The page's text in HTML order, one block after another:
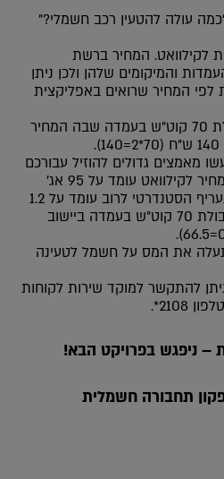
עולה להטעין רכב חשמלי?”
לקילוואט. המחיר ברשת
והמיקומים שלהן ולכן ניתן
המחיר שרואים באפליקצית
למשל טעינת סוללה בקיבולת 70 קוט”ש בעמדה שבה המחיר
מאמצים גדולים להוזיל עבורכם
את עלויות הטעינה, וכיום המחיר לקילוואט עומד על 95 אג’
בלבד וללא דמי שימוש (התעריף הסטנדרטי לרוב עומד על 1.2
שח). לכן טעינת סוללה בקיבולת 70 קוט”ש בעמדה ביישוב
תעלה את המס על חשמל לטעינה
להתקשר למוקד שירות לקוחות
– ניפגש בפרויקט הבא!
תחבורה חשמלית